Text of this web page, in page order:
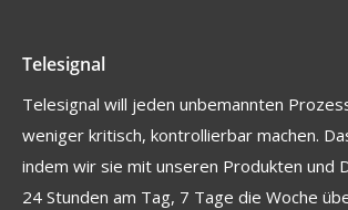
Telesignal
Telesignal will jeden unbemannten
weniger kritisch, kontrollierbar machen.
indem wir sie mit unseren Produkten und
24 Stunden am Tag, 7 Tage die Woche